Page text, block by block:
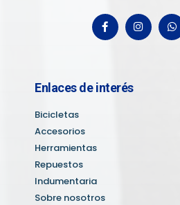
Enlaces de interés
Bicicletas
Accesorios
Herramientas
Repuestos
Indumentaria
Sobre nosotros